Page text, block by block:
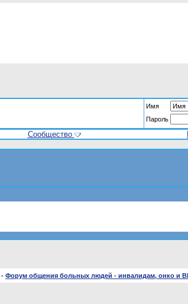
Имя
Пароль
Сообщество
- Форум общения больных людей - инвалидам, онко и